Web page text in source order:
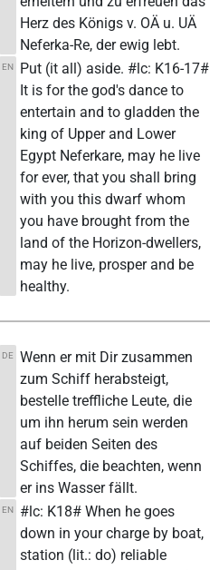
Herz des Königs v. OÄ u. UÄ
Neferka-Re, der ewig lebt.
EN
Put (it all) aside. #lc: K16-17#
It is for the god's dance to
entertain and to gladden the
king of Upper and Lower
Egypt Neferkare, may he live
for ever, that you shall bring
with you this dwarf whom
you have brought from the
land of the Horizon-dwellers,
may he live, prosper and be
healthy.
DE Wenn er mit Dir zusammen
zum Schiff herabsteigt,
bestelle treffliche Leute, die
um ihn herum sein werden
auf beiden Seiten des
Schiffes, die beachten, wenn
er ins Wasser fällt.
EN
#lc: K18# When he goes
down in your charge by boat,
station (lit.: do) reliable